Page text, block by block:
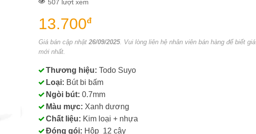
507 lượt xem
13.700đ
Giá bán cập nhật 26/09/2025. Vui lòng liên hệ nhân viên bán hàng để biết giá
mới nhất.
Thương hiệu: Todo Suyo
Loại: Bút bi bấm
Ngòi bút: 0.7mm
Màu mực: Xanh dương
Chất liệu: Kim loại + nhựa
Đóng gói: Hộp 12 cây